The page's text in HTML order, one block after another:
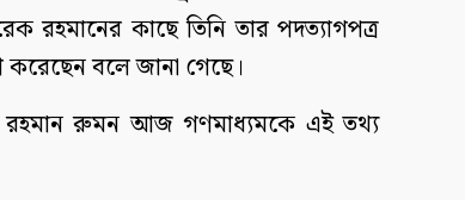
রহমানের কাছে তিনি তার পদত্যাগপত্র
করেছেন বলে জানা গেছে।
রহমান রুমন আজ গণমাধ্যমকে এই তথ্য